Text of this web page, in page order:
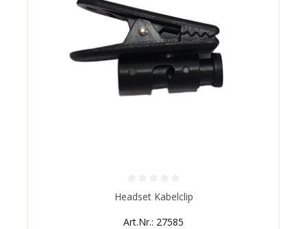
Durchschnittliche Bewertung von 0 von 5 Sternen
Headset Kabelclip
Art.Nr.: 27585